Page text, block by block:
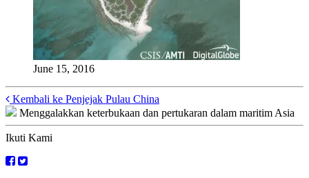
June 15, 2016
Posts
navigation
Kembali ke Penjejak Pulau China
Menggalakkan keterbukaan dan pertukaran dalam maritim Asia
Ikuti Kami